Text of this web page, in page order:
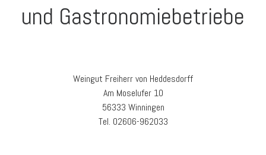
und Gastronomiebetriebe
Weingut Freiherr von Heddesdorff
Am Moselufer 10
56333 Winningen
Tel. 02606-962033